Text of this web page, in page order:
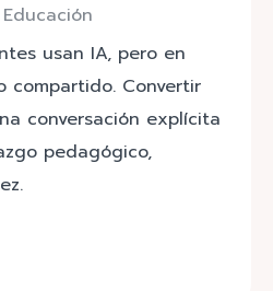
Educación
usan IA, pero en
compartido. Convertir
conversación explícita
pedagógico,